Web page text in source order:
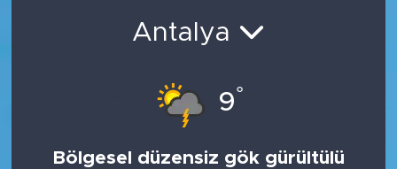
Antalya
9°
Bölgesel düzensiz gök gürültülü